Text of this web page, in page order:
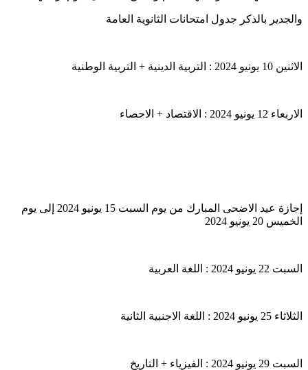
والجدير بالذكر جدول امتحانات الثانوية العامة
الاثنين 10 يونيو 2024 : التربية الدينية + التربية الوطنية
الاربعاء 12 يونيو 2024 : الاقتصاد + الاحصاء
إجازة عيد الاضحى المبارك من يوم السبت 15 يونيو 2024 إلى يوم
الخميس 20 يونيو 2024
السبت 22 يونيو 2024 : اللغة العربية
الثلاثاء 25 يونيو 2024 : اللغة الاجنبية الثانية
السبت 29 يونيو 2024 : الفيزياء + التاريخ